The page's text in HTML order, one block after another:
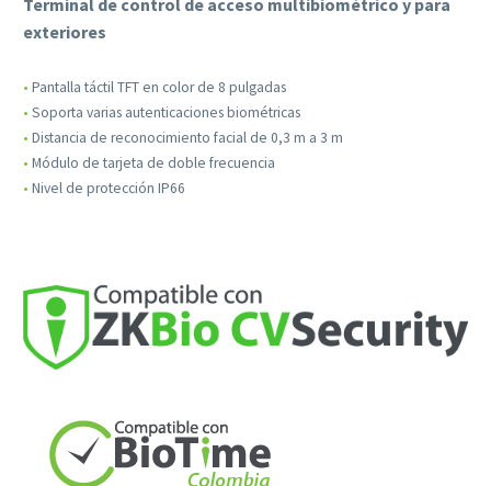
Terminal de control de acceso multibiométrico y para
exteriores
• Pantalla táctil TFT en color de 8 pulgadas
• Soporta varias autenticaciones biométricas
• Distancia de reconocimiento facial de 0,3 m a 3 m
• Módulo de tarjeta de doble frecuencia
• Nivel de protección IP66